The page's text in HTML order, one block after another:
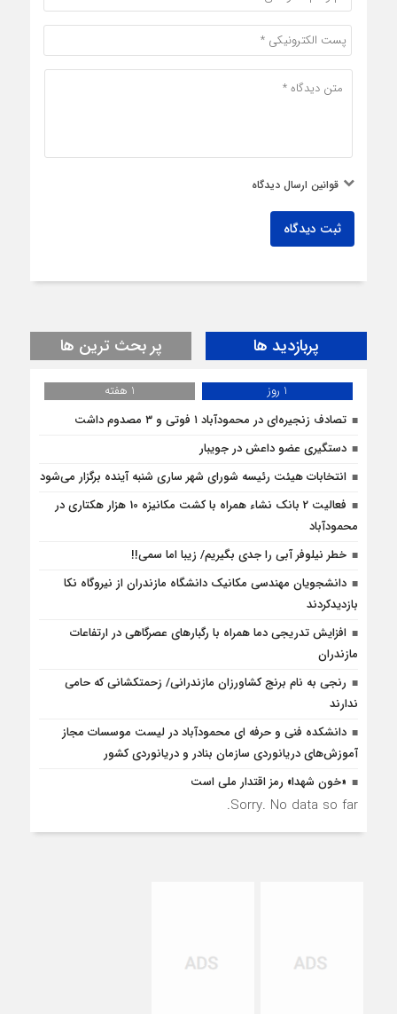
قوانین ارسال دیدگاه
ثبت دیدگاه
پربازدید ها پر بحث ترین ها
1 روز
1 هفته
تصادف زنجیره‌ای در محمودآباد ۱ فوتی و ۳ مصدوم داشت
دستگیری عضو داعش در جویبار
انتخابات هیئت رئیسه شورای شهر ساری شنبه آینده برگزار می‌شود
فعالیت 2 بانک نشاء همراه با کشت مکانیزه 10 هزار هکتاری در
محمودآباد
خطر نیلوفر آبی را جدی بگیریم/ زیبا اما سمی!!
دانشجویان مهندسی مکانیک دانشگاه مازندران از نيروگاه نکا
بازديدكردند
افزایش تدریجی دما همراه با رگبارهای عصرگاهی در ارتفاعات
مازندران
رنجی به نام برنج کشاورزان مازندرانی/ زحمتکشانی که حامی
ندارند
دانشکده فنی و حرفه ای محمودآباد در لیست موسسات مجاز
آموزش‌های دریانوردی سازمان بنادر و دریانوردی کشور
«خون شهدا» رمز اقتدار ملی است
Sorry. No data so far.